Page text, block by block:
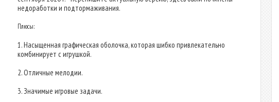
недоработки и подтормаживания.
Плюсы:
1. Насыщенная графическая оболочка, которая шибко привлекательно
комбинирует с игрушкой.
2. Отличные мелодии.
3. Значимые игровые задачи.